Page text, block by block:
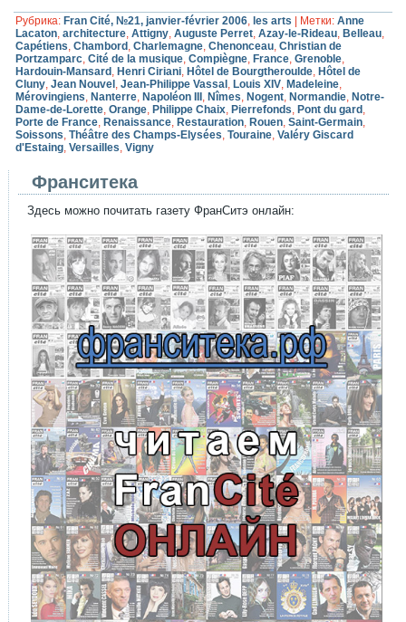
Рубрика: Fran Cité, №21, janvier-février 2006, les arts Метки: Anne
Lacaton,architecture,Attigny,Auguste Perret,Azay-le-Rideau, Belleau,
Capétiens,Chambord ,Charlemagne,Chenonceau,Christian de
Portzamparc,Cité de la musique,Compiègne, France,Grenoble,
Hardouin-Mansard , Henri Ciriani, Hôtel de Bourgtheroulde, Hôtel de
Cluny,Jean Nouvel ,Jean-Philippe Vassal , Louis XIV, Madeleine,
Mérovingiens, Nanterre, Napoléon III , Nîmes, Nogent, Normandie, Notre-
Dame-de-Lorette,Orange, Philippe Chaix, Pierrefonds, Pont du gard ,
Porte de France, Renaissance, Restauration, Rouen,Saint-Germain,
Soissons,Théâtre des Champs-Elysées,Touraine,Valéry Giscard
d'Estaing,Versailles,Vigny
Франситека
Здесь можно почитать газету ФранСитэ онлайн: